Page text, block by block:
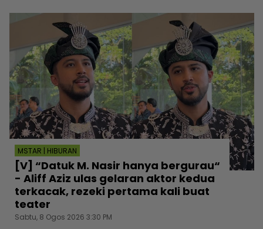
MSTAR | HIBURAN
[V] “Datuk M. Nasir hanya bergurau“
- Aliff Aziz ulas gelaran aktor kedua
terkacak, rezeki pertama kali buat
teater
Sabtu, 8 Ogos 2026 3:30 PM